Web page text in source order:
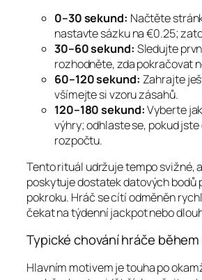
0–30 sekund: Načtěte
nastavte sázku na €0.25;
30–60 sekund: Sledujte
rozhodněte, zda pokračovat
60–120 sekund: Zahrajte
všímejte si vzoru zásahů.
120–180 sekund:Vyberte
výhry; odhlaste se, pokud jste
rozpočtu.
Tento rituál udržuje tempo svižné,
poskytuje dostatek datových bodů
pokroku. Hráč se cítí odměněn
čekat na týdenní jackpot nebo
Typické chování hráče
Hlavním motivem je touha po